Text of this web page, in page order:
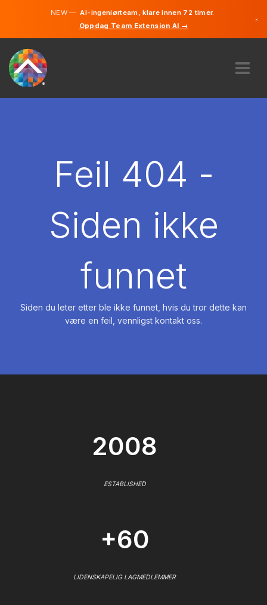
NEW —AI-ingeniørteam, klare innen 72 timer.
Oppdag Team Extension AI →
×
Feil 404 -
Siden ikke
funnet
Siden du leter etter ble ikke funnet, hvis du tror dette kan
være en feil, vennligst kontakt oss.
2008
ESTABLISHED
+60
LIDENSKAPELIG LAGMEDLEMMER